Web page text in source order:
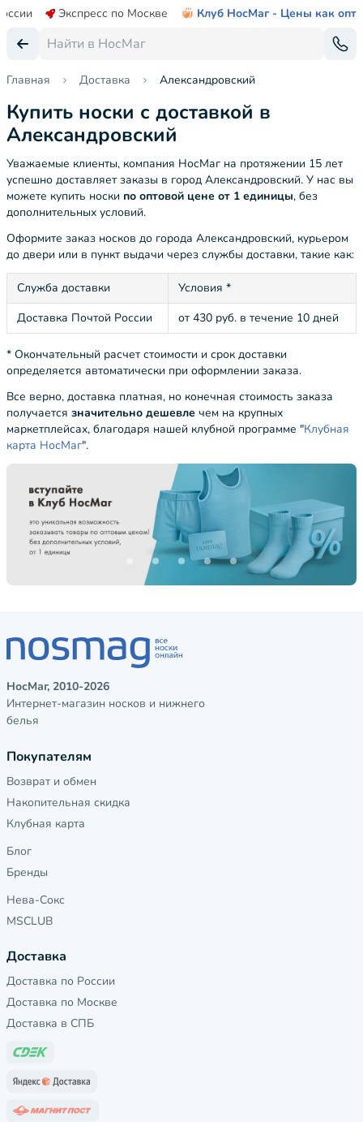
Экспресс по Москве Клуб НосМаг - Цены как опт
Главная Доставка Александровский
Купить носки с доставкой в
Александровский
Уважаемые клиенты, компания НосМаг на протяжении 15 лет
успешно доставляет заказы в город Александровский. У нас вы
можете купить носки по оптовой цене от 1 единицы, без
дополнительных условий.
Оформите заказ носков до города Александровский, курьером
до двери или в пункт выдачи через службы доставки, такие как:
Служба доставки
Условия *
Доставка Почтой России
от 430 руб. в течение 10 дней
* Окончательный расчет стоимости и срок доставки
определяется автоматически при оформлении заказа.
Все верно, доставка платная, но конечная стоимость заказа
получается значительно дешевле чем на крупных
маркетплейсах, благодаря нашей клубной программе "Клубная
карта НосМаг".
НосМаг, 2010-2026
Интернет-магазин носков и нижнего
белья
Покупателям
Возврат и обмен
Накопительная скидка
Клубная карта
Блог
Бренды
Нева-Сокс
MSCLUB
Доставка
Доставка по России
Доставка по Москве
Доставка в СПБ